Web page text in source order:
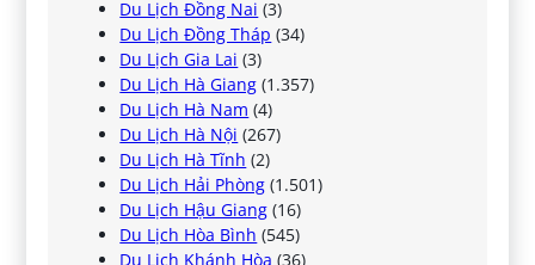
Du Lịch Đồng Nai (3)
Du Lịch Đồng Tháp (34)
Du Lịch Gia Lai (3)
Du Lịch Hà Giang (1.357)
Du Lịch Hà Nam (4)
Du Lịch Hà Nội (267)
Du Lịch Hà Tĩnh (2)
Du Lịch Hải Phòng (1.501)
Du Lịch Hậu Giang (16)
Du Lịch Hòa Bình (545)
Du Lịch Khánh Hòa (36)